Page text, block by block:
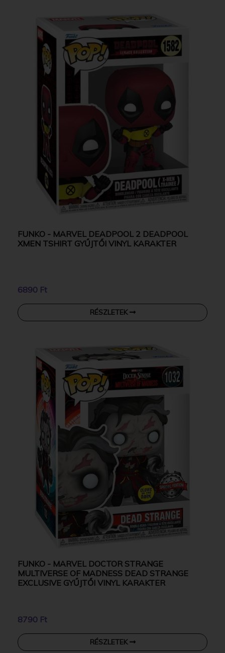
FUNKO - MARVEL DEADPOOL 2 DEADPOOL
XMEN TSHIRT GYŰJTŐI VINYL KARAKTER
6890 Ft
RÉSZLETEK
FUNKO - MARVEL DOCTOR STRANGE
MULTIVERSE OF MADNESS DEAD STRANGE
EXCLUSIVE GYŰJTŐI VINYL KARAKTER
8790 Ft
RÉSZLETEK